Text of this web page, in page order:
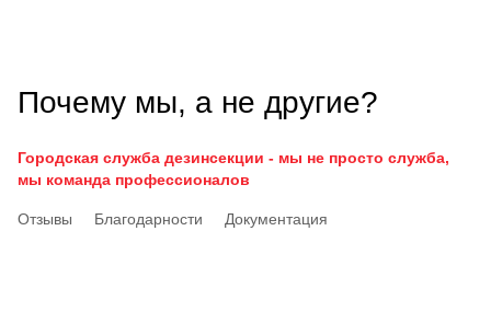
Почему мы, а не другие?
Городская служба дезинсекции - мы не просто служба,
мы команда профессионалов
Отзывы Благодарности Документация